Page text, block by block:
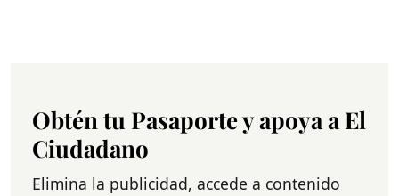
Obtén tu Pasaporte y apoya a El
Ciudadano
Elimina la publicidad, accede a contenido